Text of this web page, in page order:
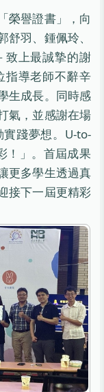
榮譽證書」，向
羽、鍾佩玲、
致上最誠摯的謝
指導老師不辭辛
生成長。同時感
氣，並感謝在場
踐夢想。U-to-
！」。首屆成果
更多學生透過真
接下一屆更精彩